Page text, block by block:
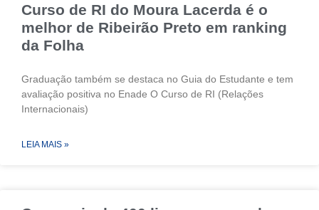
Curso de RI do Moura Lacerda é o
melhor de Ribeirão Preto em ranking
da Folha
Graduação também se destaca no Guia do Estudante e tem
avaliação positiva no Enade O Curso de RI (Relações
Internacionais)
LEIA MAIS »